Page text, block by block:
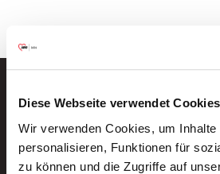
Diese Webseite verwendet Cookies
Wir verwenden Cookies, um Inhalte
personalisieren, Funktionen für
zu können und die Zugriffe auf
Neue Stellen